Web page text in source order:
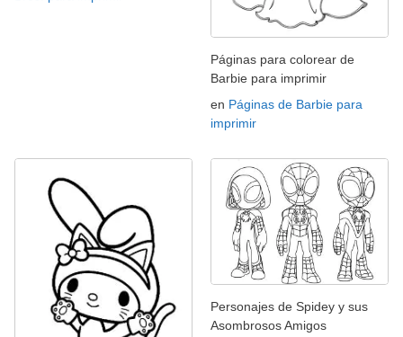
Páginas para colorear de
Barbie para imprimir
en Páginas de Barbie para
imprimir
Personajes de Spidey y sus
Asombrosos Amigos